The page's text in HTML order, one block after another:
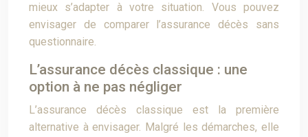
mieux s’adapter à votre situation. Vous pouvez
envisager de comparer l’assurance décès sans
questionnaire.
L’assurance décès classique : une
option à ne pas négliger
L’assurance décès classique est la première
alternative à envisager. Malgré les démarches, elle